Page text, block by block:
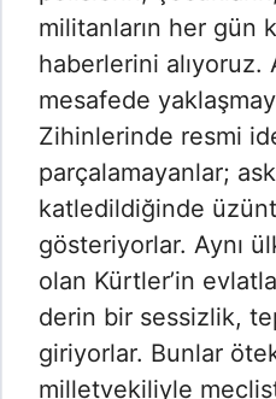
militanların her gün
haberlerini alıyoruz.
mesafede
Zihinlerinde resmi
parçalamayanlar;
katledildiğinde
gösteriyorlar. Aynı
olan Kürtler’in
derin bir sessizlik,
giriyorlar. Bunlar
milletvekiliyle